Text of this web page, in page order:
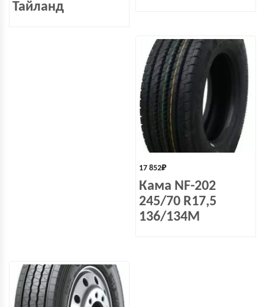
Тайланд
17 852₽
Кама NF-202
245/70 R17,5
136/134M